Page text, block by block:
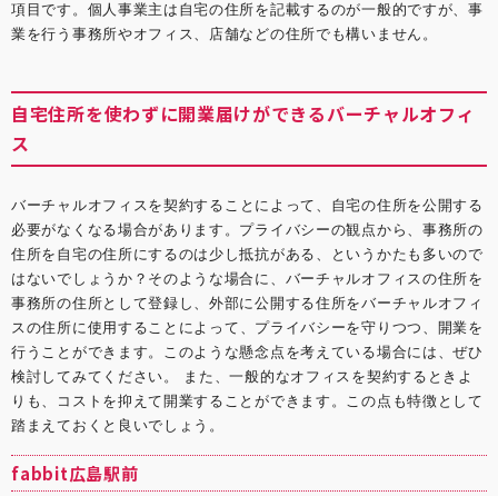
項目です。個人事業主は自宅の住所を記載するのが一般的ですが、事
業を行う事務所やオフィス、店舗などの住所でも構いません。
自宅住所を使わずに開業届けができるバーチャルオフィ
ス
バーチャルオフィス を契約することによって、自宅の住所を公開する
必要がなくなる場合があります。プライバシーの観点から、事務所の
住所を自宅の住所にするのは少し抵抗がある、というかたも多いので
はないでしょうか？そのような場合に、 バーチャルオフィス の住所を
事務所の住所として登録し、外部に公開する住所をバーチャルオフィ
ス の住所に使用することによって、プライバシーを守りつつ、開業を
行うことができます。このような懸念点を考えている場合には、ぜひ
検討してみてください。 また、一般的なオフィスを契約するときよ
りも、コストを抑えて開業することができます。この点も特徴として
踏まえておくと良いでしょう。
fabbit広島駅前